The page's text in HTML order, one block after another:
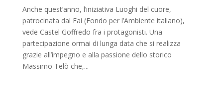
Anche quest’anno, l’iniziativa Luoghi del cuore,
patrocinata dal Fai (Fondo per l’Ambiente italiano),
vede Castel Goffredo fra i protagonisti. Una
partecipazione ormai di lunga data che si realizza
grazie all’impegno e alla passione dello storico
Massimo Telò che,...